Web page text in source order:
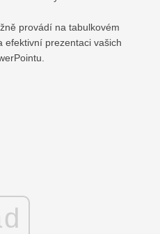
provádí na tabulkovém
efektivní prezentaci vašich